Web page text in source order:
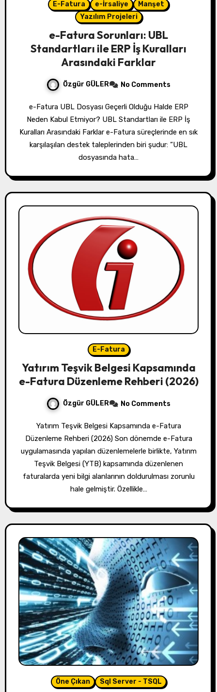
E-Fatura
e-İrsaliye
Manşet
Yazılım Projeleri
e-Fatura Sorunları: UBL
Standartları ile ERP İş Kuralları
Arasındaki Farklar
Özgür GÜLER No Comments
e-Fatura UBL Dosyası Geçerli Olduğu Halde ERP
Neden Kabul Etmiyor? UBL Standartları ile ERP İş
Kuralları Arasındaki Farklar e-Fatura süreçlerinde en sık
karşılaşılan destek taleplerinden biri şudur: “UBL
dosyasında hata…
E-Fatura
Yatırım Teşvik Belgesi Kapsamında
e-Fatura Düzenleme Rehberi (2026)
Özgür GÜLER No Comments
Yatırım Teşvik Belgesi Kapsamında e-Fatura
Düzenleme Rehberi (2026) Son dönemde e-Fatura
uygulamasında yapılan düzenlemelerle birlikte, Yatırım
Teşvik Belgesi (YTB) kapsamında düzenlenen
faturalarda yeni bilgi alanlarının doldurulması zorunlu
hale gelmiştir. Özellikle…
Öne Çıkan Sql Server - TSQL